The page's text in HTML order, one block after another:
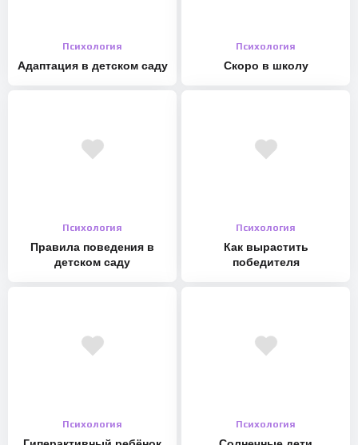
Психология
Адаптация в детском саду
Психология
Скоро в школу
Психология
Правила поведения в
детском саду
Психология
Как вырастить
победителя
Психология Психология